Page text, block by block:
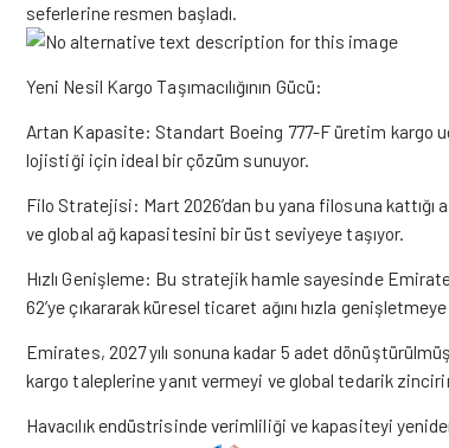
seferlerine resmen başladı.
Yeni Nesil Kargo Taşımacılığının Gücü:
Artan Kapasite: Standart Boeing 777-F üretim kargo
lojistiği için ideal bir çözüm sunuyor.
Filo Stratejisi: Mart 2026’dan bu yana filosuna kattığı
ve global ağ kapasitesini bir üst seviyeye taşıyor.
Hızlı Genişleme: Bu stratejik hamle sayesinde
62’ye çıkararak küresel ticaret ağını hızla
Emirates, 2027 yılı sonuna kadar 5 adet
kargo taleplerine yanıt vermeyi ve global tedarik
Havacılık endüstrisinde verimliliği ve kapasiteyi